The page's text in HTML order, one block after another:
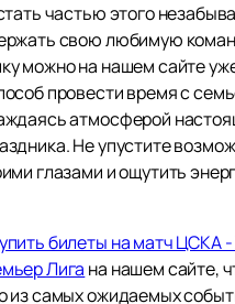
частью этого
свою любимую
можно на нашем сайте
провести время с
атмосферой
Не упустите
глазами и ощутить
билеты на матч ЦСКА
Лига на нашем сайте,
из самых ожидаемых